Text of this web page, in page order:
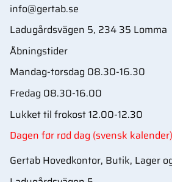
info@gertab.se
Ladugårdsvägen 5, 234 35 Lomma
Åbningstider
Mandag-torsdag 08.30-16.30
Fredag 08.30-16.00
Lukket til frokost 12.00-12.30
Dagen før rød dag (svensk
Gertab Hovedkontor, Butik, Lager